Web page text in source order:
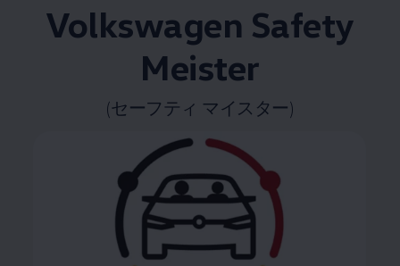
Volkswagen Safety
Meister
(セーフティ マイスター)